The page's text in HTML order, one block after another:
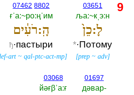
03651
ља:~кˌэ:н
לָ:כֵן֙
*·Потому
[prep~ adv]
07462 8802
ғˈа:~ро:ңˈим
הָֽ:רֹעִ֔ים
ђ·пастыри
art ~qal-ptc-act-mp]
01697
дәвар-‎
03068
йәғβˈа:ғ
9